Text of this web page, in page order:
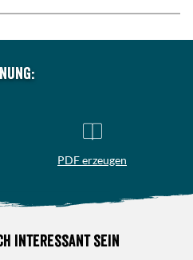
PDF erzeugen
interessant sein